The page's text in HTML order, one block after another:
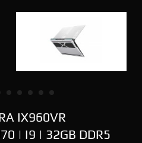
IX960VR
| I9 | 32GB DDR5